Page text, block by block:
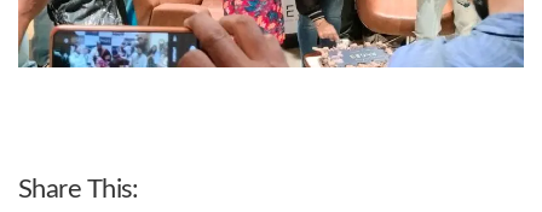
Share This: